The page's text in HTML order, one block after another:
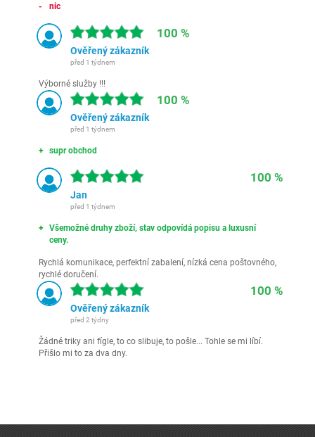
nic
100 %
Ověřený zákazník
před 1 týdnem
Výborné služby !!!
100 %
Ověřený zákazník
před 1 týdnem
supr obchod
100 %
Jan
před 1 týdnem
Všemožné druhy zboží, stav odpovídá popisu a luxusní
ceny.
Rychlá komunikace, perfektní zabalení, nízká cena poštovného,
rychlé doručení.
100 %
Ověřený zákazník
před 2 týdny
Žádné triky ani fígle, to co slibuje, to pošle... Tohle se mi líbí.
Přišlo mi to za dva dny.